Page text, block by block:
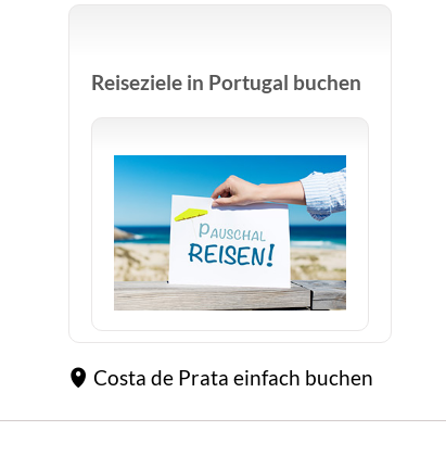
Reiseziele in Portugal buchen
Costa de Prata einfach buchen